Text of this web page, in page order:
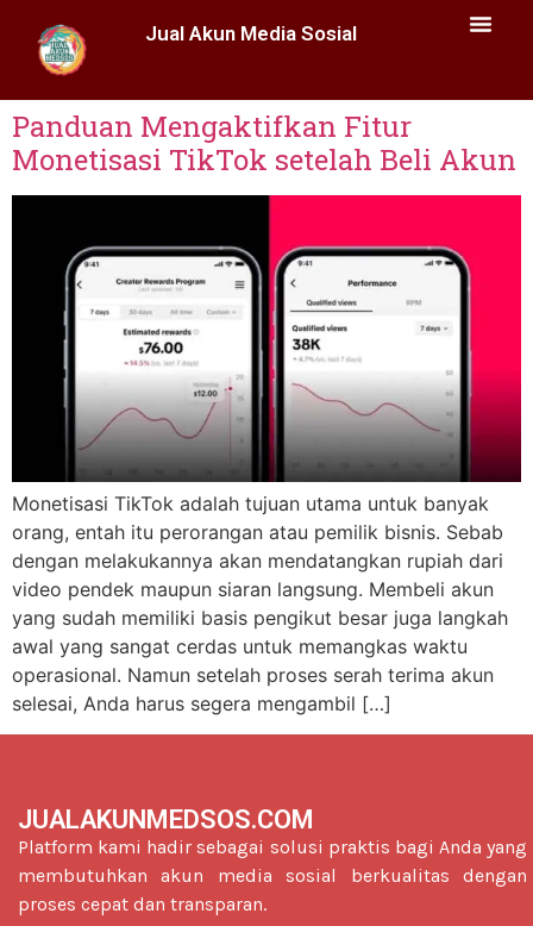
Jual Akun Media Sosial
Panduan Mengaktifkan Fitur
Monetisasi TikTok setelah Beli Akun
Monetisasi TikTok adalah tujuan utama untuk banyak
orang, entah itu perorangan atau pemilik bisnis. Sebab
dengan melakukannya akan mendatangkan rupiah dari
video pendek maupun siaran langsung. Membeli akun
yang sudah memiliki basis pengikut besar juga langkah
awal yang sangat cerdas untuk memangkas waktu
operasional. Namun setelah proses serah terima akun
selesai, Anda harus segera mengambil […]
JUALAKUNMEDSOS.COM
Platform kami hadir sebagai solusi praktis bagi Anda yang
membutuhkan akun media sosial berkualitas dengan
proses cepat dan transparan.